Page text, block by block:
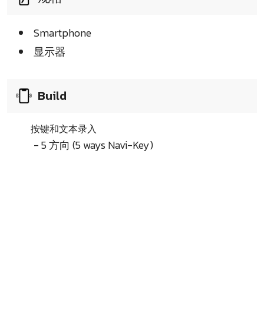
Smartphone
显示器
Build
按键和文本录入
- 5 方向 (5 ways Navi-Key)